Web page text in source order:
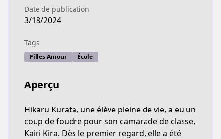
Date de publication
3/18/2024
Tags
Filles Amour École
Aperçu
Hikaru Kurata, une élève pleine de vie, a eu un
coup de foudre pour son camarade de classe,
Kairi Kira. Dès le premier regard, elle a été